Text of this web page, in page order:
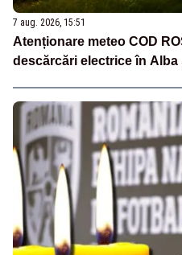
7 aug. 2026, 15:51
Atenționare meteo COD
descărcări electrice în Alba